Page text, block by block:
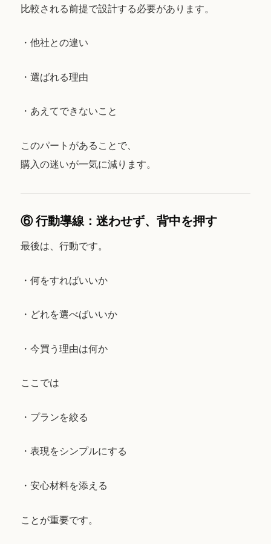
比較される前提で設計する必要があります。
・他社との違い
・選ばれる理由
・あえてできないこと
このパートがあることで、
購入の迷いが一気に減ります。
⑥ 行動導線：迷わせず、背中を押す
最後は、行動です。
・何をすればいいか
・どれを選べばいいか
・今買う理由は何か
ここでは
・プランを絞る
・表現をシンプルにする
・安心材料を添える
ことが重要です。